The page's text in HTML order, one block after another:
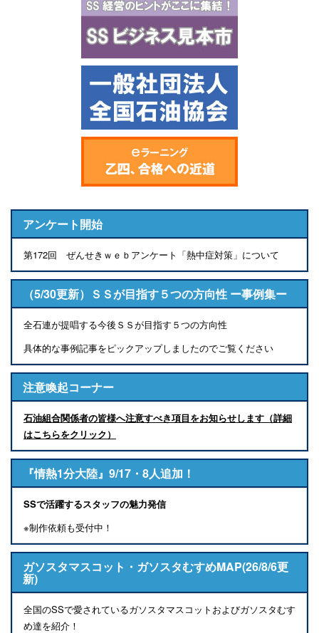
アンケート開始
第172回 ぜんせきｗｅｂアンケート「熱中症対策」について
（5/30更新）ＳＳが目指す５つの方向性 ー事例集ー
全石連が提唱する今後ＳＳが目指す５つの方向性
具体的な事例記事をピックアップしましたのでご覧ください
注意喚起コーナー
石油組合関係者の皆様へ注意すべき項目をお知らせします（詳細
はこちらをクリック）
『情熱1分大陸』9/17・8人追加！
SSで活躍するスタッフの魅力発信
※制作依頼も受付中！
ガソスタマスコット・ガソスタむすめMAP(26/8/6更
新)
全国のSSで愛されているガソスタマスコットおよびガソスタむす
め達を紹介！